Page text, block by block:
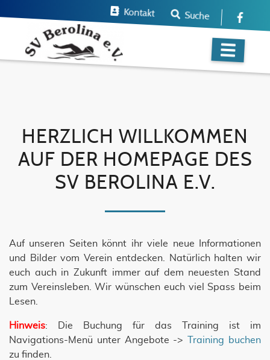
Kontakt Suche
HERZLICH WILLKOMMEN
AUF DER HOMEPAGE DES
SV BEROLINA E.V.
Auf unseren Seiten könnt ihr viele neue Informationen
und Bilder vom Verein entdecken. Natürlich halten wir
euch auch in Zukunft immer auf dem neuesten Stand
zum Vereinsleben. Wir wünschen euch viel Spass beim
Lesen.
Hinweis: Die Buchung für das Training ist im
Navigations-Menü unter Angebote ->
Training buchen
zu finden.